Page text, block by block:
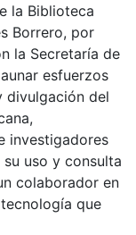
la Biblioteca
Borrero, por
la Secretaría de
esfuerzos
divulgación del
investigadores
uso y consulta
colaborador en
que